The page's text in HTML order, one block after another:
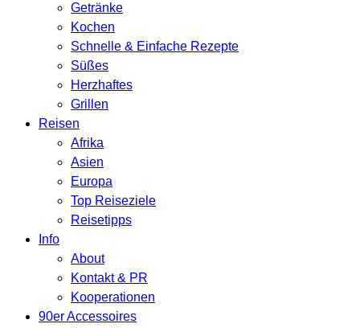
Getränke
Kochen
Schnelle & Einfache Rezepte
Süßes
Herzhaftes
Grillen
Reisen
Afrika
Asien
Europa
Top Reiseziele
Reisetipps
Info
About
Kontakt & PR
Kooperationen
90er Accessoires